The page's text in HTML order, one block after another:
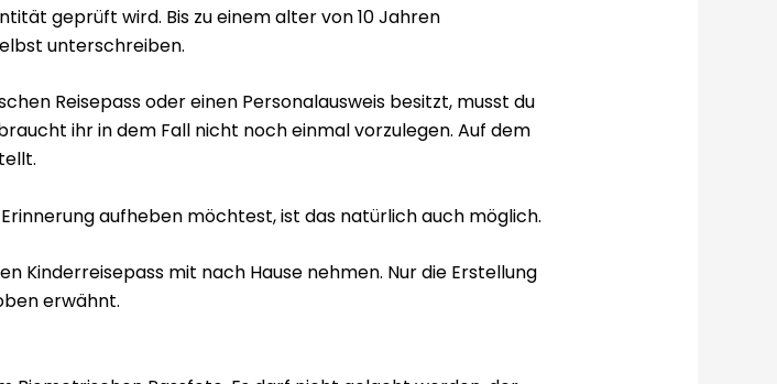
geprüft wird. Bis zu einem alter von 10 Jahren
unterschreiben.
Reisepass oder einen Personalausweis besitzt, musst du
ihr in dem Fall nicht noch einmal vorzulegen. Auf dem
aufheben möchtest, ist das natürlich auch möglich.
Kinderreisepass mit nach Hause nehmen. Nur die Erstellung
erwähnt.